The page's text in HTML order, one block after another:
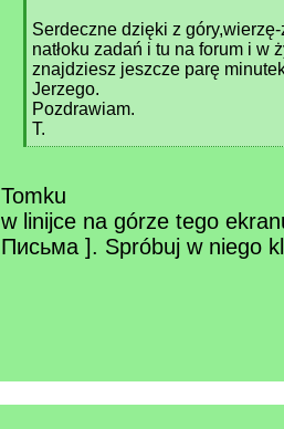
Serdeczne dzięki z
natłoku zadań i tu na forum i w
znajdziesz jeszcze parę
Jerzego.
Pozdrawiam.
T.
[
q
]
Tomku
w linijce na górze tego
Письма ]. Spróbuj w niego